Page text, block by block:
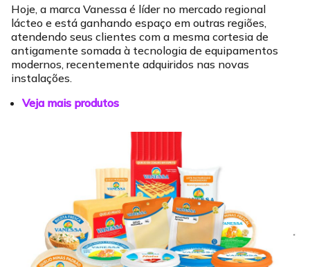
Hoje, a marca Vanessa é líder no mercado regional
lácteo e está ganhando espaço em outras regiões,
atendendo seus clientes com a mesma cortesia de
antigamente somada à tecnologia de equipamentos
modernos, recentemente adquiridos nas novas
instalações.
Veja mais produtos